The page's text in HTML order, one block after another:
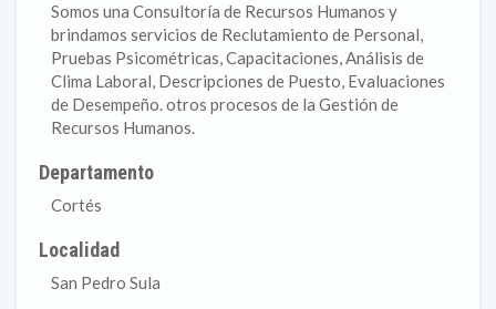
Somos una Consultoría de Recursos Humanos y
brindamos servicios de Reclutamiento de Personal,
Pruebas Psicométricas, Capacitaciones, Análisis de
Clima Laboral, Descripciones de Puesto, Evaluaciones
de Desempeño. otros procesos de la Gestión de
Recursos Humanos.
Departamento
Cortés
Localidad
San Pedro Sula